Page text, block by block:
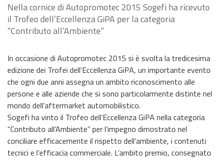
Nella cornice di Autopromotec 2015 Sogefi ha ricevuto
il Trofeo dell’Eccellenza GiPA per la categoria
“Contributo all’Ambiente”
In occasione di Autopromotec 2015 si è svolta la tredicesima
edizione dei Trofei dell’Eccellenza GiPA, un importante evento
che ogni due anni assegna un ambito riconoscimento alle
persone e alle aziende che si sono particolarmente distinte nel
mondo dell’aftermarket automobilistico.
Sogefi ha vinto il Trofeo dell’Eccellenza GiPA nella categoria
“Contributo all’Ambiente” per l’impegno dimostrato nel
conciliare efficacemente il rispetto dell’ambiente, i contenuti
tecnici e l’efficacia commerciale. L’ambito premio, consegnato